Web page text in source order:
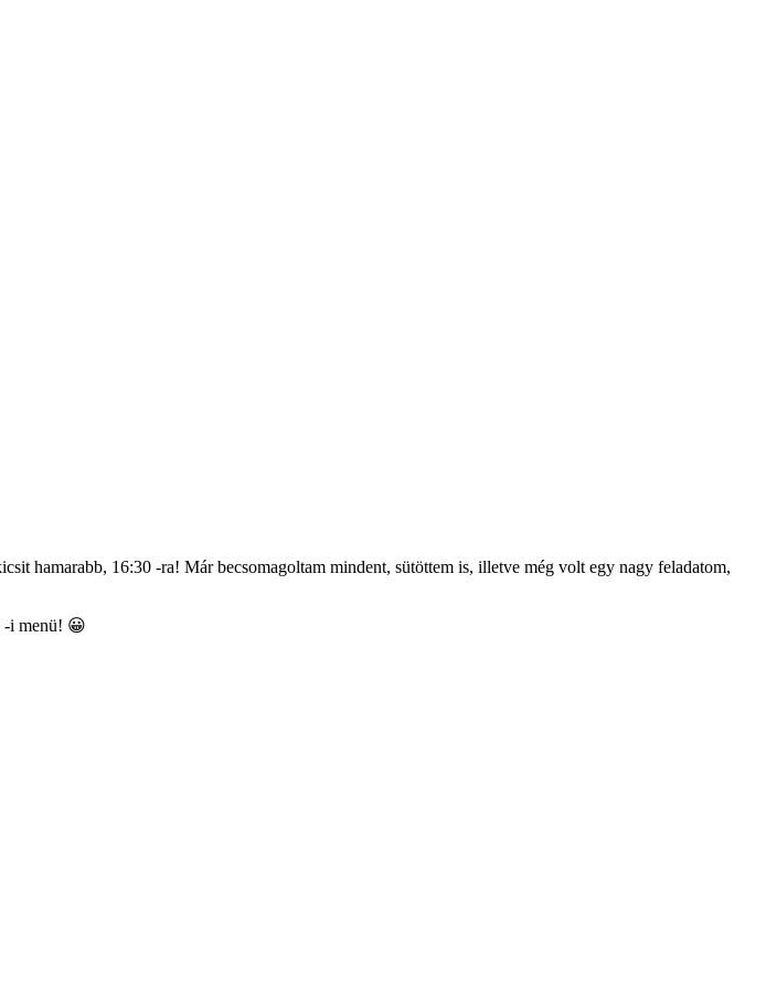
hamarabb, 16:30 -ra! Már becsomagoltam mindent, sütöttem is, illetve még volt egy nagy feladatom,
-i menü! 😀